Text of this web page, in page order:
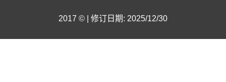
2017 © | 修订日期: 2025/12/30